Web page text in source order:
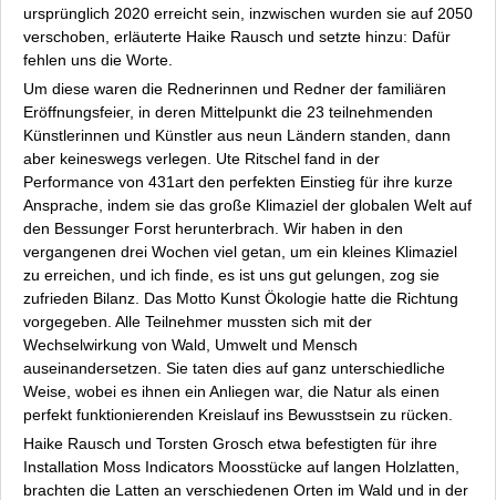
ursprünglich 2020 erreicht sein, inzwischen wurden sie auf 2050
verschoben , erläuterte Haike Rausch und setzte hinzu: Dafür
fehlen uns die Worte.
Um diese waren die Rednerinnen und Redner der familiären
Eröffnungsfeier, in deren Mittelpunkt die 23 teilnehmenden
Künstlerinnen und Künstler aus neun Ländern standen, dann
aber keineswegs verlegen. Ute Ritschel fand in der
Performance von 431art den perfekten Einstieg für ihre kurze
Ansprache, indem sie das große Klimaziel der globalen Welt auf
den Bessunger Forst herunterbrach. Wir haben in den
vergangenen drei Wochen viel getan, um ein kleines Klimaziel
zu erreichen, und ich finde, es ist uns gut gelungen , zog sie
zufrieden Bilanz. Das Motto Kunst Ökologie hatte die Richtung
vorgegeben. Alle Teilnehmer mussten sich mit der
Wechselwirkung von Wald, Umwelt und Mensch
auseinandersetzen. Sie taten dies auf ganz unterschiedliche
Weise, wobei es ihnen ein Anliegen war, die Natur als einen
perfekt funktionierenden Kreislauf ins Bewusstsein zu rücken.
Haike Rausch und Torsten Grosch etwa befestigten für ihre
Installation Moss Indicators Moosstücke auf langen Holzlatten,
brachten die Latten an verschiedenen Orten im Wald und in der